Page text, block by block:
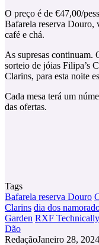
O preço é de €47,00/
Bafarela reserva Douro,
café e chá.
As supresas
sorteio de jóias Filipa’s
Clarins, para esta noite
Cada mesa terá um
das ofertas.
Tags
Bafarela reserva Douro
Clarins dia dos
Garden RXF
Dão
RedaçãoJaneiro 28, 2024